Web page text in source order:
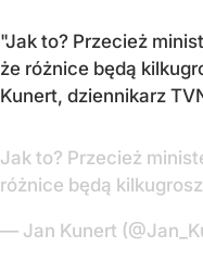
"Jak to? Przecież
że różnice będą
Kunert, dziennikarz
Jak to? Przecież
różnice będą
— Jan Kunert